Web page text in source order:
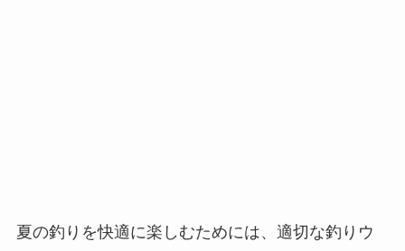
夏の釣りを快適に楽しむためには、適切な釣りウ